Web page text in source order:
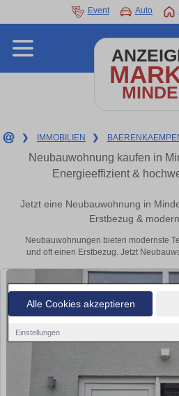
Alle Cookies akzeptieren
Einstellungen
Event Auto
❯ IMMOBILIEN ❯
Neubauwohnung kaufen in
Energieeffizient &
Jetzt eine Neubauwohnung in
Erstbezug &
Neubauwohnungen bieten modernste
und oft einen Erstbezug. Jetzt